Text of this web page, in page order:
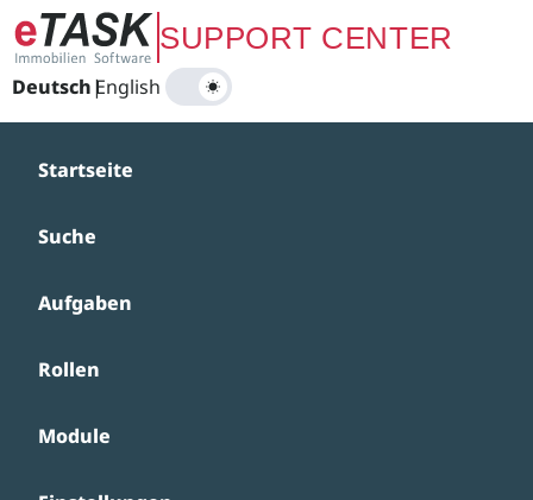
Zum Hauptinhalt springenSUPPORT CENTER
Deutsch|
English
Startseite
Suche
Aufgaben
Rollen
Module